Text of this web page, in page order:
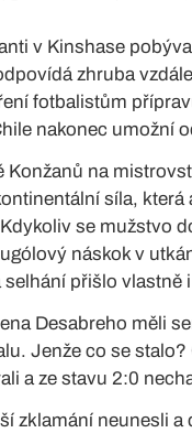
v Kinshase
zhruba
fotbalistům
nakonec umožní
Konžanů na
síla,
se mužstvo
náskok v
selhání přišlo
Desabreho měli
Jenže co se
a ze stavu 2:0
zklamání neunesli